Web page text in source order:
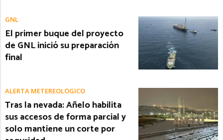
GNL
El primer buque del proyecto
de GNL inició su preparación
final
ALERTA METEREOLÓGICO
Tras la nevada: Añelo habilita
sus accesos de forma parcial y
solo mantiene un corte por